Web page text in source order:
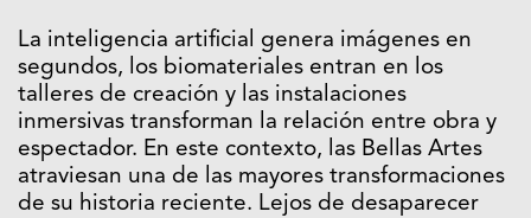
La inteligencia artificial genera imágenes en
segundos, los biomateriales entran en los
talleres de creación y las instalaciones
inmersivas transforman la relación entre obra y
espectador. En este contexto, las Bellas Artes
atraviesan una de las mayores transformaciones
de su historia reciente. Lejos de desaparecer